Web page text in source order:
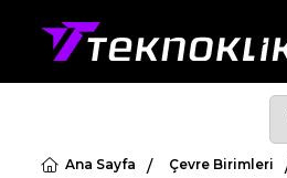
Ana Sayfa Çevre Birimleri